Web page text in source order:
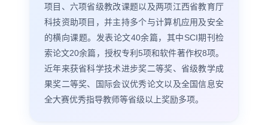
项目、六项省级教改课题以及两项江西省教育厅
科技资助项目，并主持多个与计算机应用及安全
的横向课题。发表论文40余篇，其中SCI期刊检
索论文20余篇，授权专利5项和软件著作权8项。
近年来获省科学技术进步奖二等奖、省级教学成
果奖二等奖、国际会议优秀论文以及全国信息安
全大赛优秀指导教师等省级以上奖励多项。